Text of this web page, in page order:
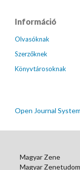
Információ
Olvasóknak
Szerzőknek
Könyvtárosoknak
Open Journal
Magyar Zene
Magyar